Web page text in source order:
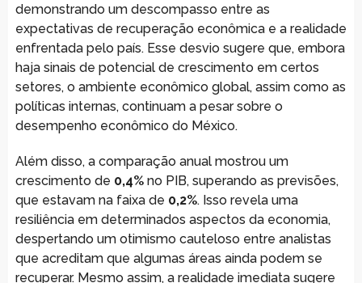
demonstrando um descompasso entre as
expectativas de recuperação econômica e a realidade
enfrentada pelo país. Esse desvio sugere que, embora
haja sinais de potencial de crescimento em certos
setores, o ambiente econômico global, assim como as
políticas internas, continuam a pesar sobre o
desempenho econômico do México.
Além disso, a comparação anual mostrou um
crescimento de 0,4%no PIB, superando as previsões,
que estavam na faixa de 0,2%. Isso revela uma
resiliência em determinados aspectos da economia,
despertando um otimismo cauteloso entre analistas
que acreditam que algumas áreas ainda podem se
recuperar. Mesmo assim, a realidade imediata sugere